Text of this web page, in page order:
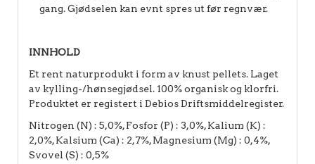
gang. Gjødselen kan evnt spres ut før regnvær.
INNHOLD
Et rent naturprodukt i form av knust pellets. Laget
av kylling-/hønsegjødsel. 100% organisk og klorfri.
Produktet er registert i Debios Driftsmiddelregister.
Nitrogen (N) : 5,0%, Fosfor (P) : 3,0%, Kalium (K) :
2,0%, Kalsium (Ca) : 2,7%, Magnesium (Mg) : 0,4%,
Svovel (S) : 0,5%